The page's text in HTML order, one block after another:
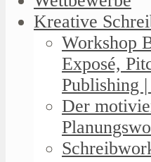
Kreative
Workshop
Exposé,
Publishing
Der